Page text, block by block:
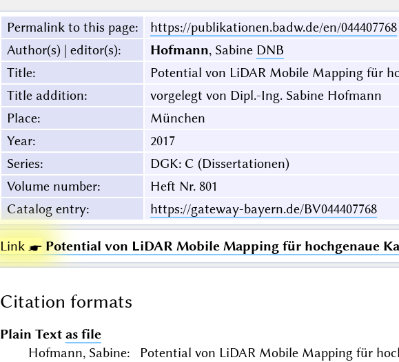
Permalink to this page:
https://publikationen.badw.de/en/044407768
Author(s) | editor(s): Hofmann, Sabine DNB
Title:
Potential von LiDAR Mobile Mapping für
Title addition:
vorgelegt von Dipl.-Ing. Sabine Hofmann
Place:
München
Year:
2017
Series:
DGK: C (Dissertationen)
Volume number:
Heft Nr. 801
Catalog entry: https://gateway-bayern.de/BV044407768
Link ☛ Potential von LiDAR Mobile Mapping für hochgenaue
Citation formats
Plain Text as file
Hofmann, Sabine: Potential von LiDAR Mobile Mapping für